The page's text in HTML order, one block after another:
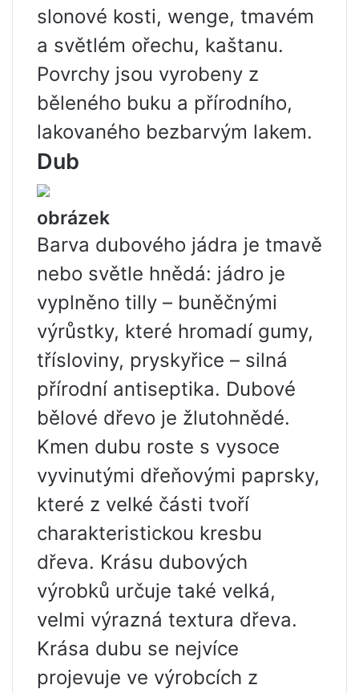
slonové kosti, wenge, tmavém
a světlém ořechu, kaštanu.
Povrchy jsou vyrobeny z
běleného buku a přírodního,
lakovaného bezbarvým lakem.
Dub
obrázek
Barva dubového jádra je tmavě
nebo světle hnědá: jádro je
vyplněno tilly – buněčnými
výrůstky, které hromadí gumy,
třísloviny, pryskyřice – silná
přírodní antiseptika. Dubové
bělové dřevo je žlutohnědé.
Kmen dubu roste s vysoce
vyvinutými dřeňovými paprsky,
které z velké části tvoří
charakteristickou kresbu
dřeva. Krásu dubových
výrobků určuje také velká,
velmi výrazná textura dřeva.
Krása dubu se nejvíce
projevuje ve výrobcích z